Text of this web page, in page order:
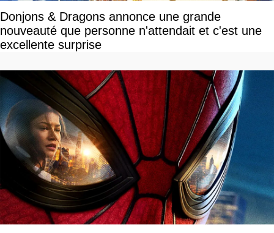
Donjons & Dragons annonce une grande
nouveauté que personne n'attendait et c'est une
excellente surprise